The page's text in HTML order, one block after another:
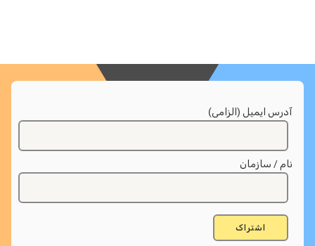
آدرس ایمیل (الزامی)
نام / سازمان